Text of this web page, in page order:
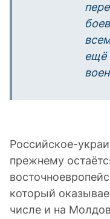
ещё
Российское-
прежнему
который
числе и на